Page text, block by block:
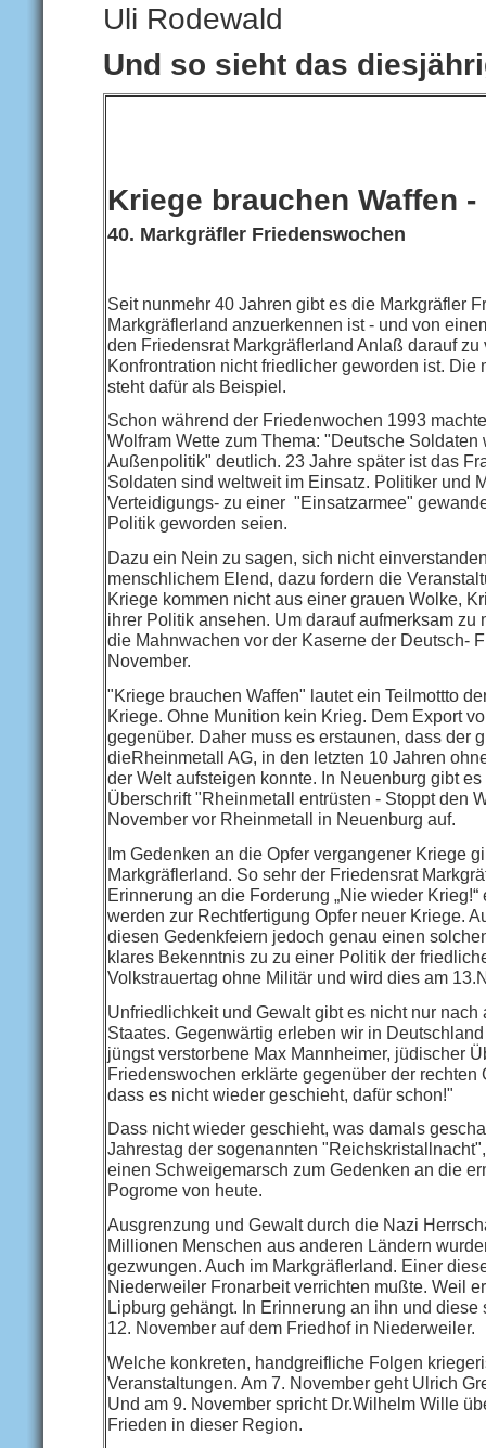
Uli Rodewald
Und so sieht das
Kriege brauchen Waffen
40. Markgräfler Friedenswochen
Seit nunmehr 40 Jahren gibt es die Markgräfler
Markgräflerland anzuerkennen ist - und von
den Friedensrat Markgräflerland Anlaß darauf
Konfrontration nicht friedlicher geworden ist.
steht dafür als Beispiel.
Schon während der Friedenwochen 1993
Wolfram Wette zum Thema: "Deutsche
Außenpolitik" deutlich. 23 Jahre später ist das
Soldaten sind weltweit im Einsatz. Politiker und
Verteidigungs- zu einer "Einsatzarmee"
Politik geworden seien.
Dazu ein Nein zu sagen, sich nicht
menschlichem Elend, dazu fordern die
Kriege kommen nicht aus einer grauen Wolke,
ihrer Politik ansehen. Um darauf aufmerksam
die Mahnwachen vor der Kaserne der Deutsch-
November.
"Kriege brauchen Waffen" lautet ein Teilmottto
Kriege. Ohne Munition kein Krieg. Dem Export
gegenüber. Daher muss es erstaunen, dass der
dieRheinmetall AG, in den letzten 10 Jahren
der Welt aufsteigen konnte. In Neuenburg gibt
Überschrift "Rheinmetall entrüsten - Stoppt den
November vor Rheinmetall in Neuenburg auf.
Im Gedenken an die Opfer vergangener Kriege
Markgräflerland. So sehr der Friedensrat
Erinnerung an die Forderung „Nie wieder
werden zur Rechtfertigung Opfer neuer Kriege.
diesen Gedenkfeiern jedoch genau einen
klares Bekenntnis zu zu einer Politik der
Volkstrauertag ohne Militär und wird dies am
Unfriedlichkeit und Gewalt gibt es nicht nur
Staates. Gegenwärtig erleben wir in
jüngst verstorbene Max Mannheimer, jüdischer
Friedenswochen erklärte gegenüber der
dass es nicht wieder geschieht, dafür schon!"
Dass nicht wieder geschieht, was damals
Jahrestag der sogenannten
einen Schweigemarsch zum Gedenken an die
Pogrome von heute.
Ausgrenzung und Gewalt durch die Nazi
Millionen Menschen aus anderen Ländern
gezwungen. Auch im Markgräflerland. Einer
Niederweiler Fronarbeit verrichten mußte. Weil
Lipburg gehängt. In Erinnerung an ihn und
12. November auf dem Friedhof in Niederweiler.
Welche konkreten, handgreifliche Folgen
Veranstaltungen. Am 7. November geht Ulrich
Und am 9. November spricht Dr.Wilhelm Wille
Frieden in dieser Region.